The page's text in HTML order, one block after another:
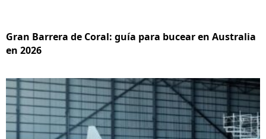
Gran Barrera de Coral: guía para bucear en Australia
en 2026